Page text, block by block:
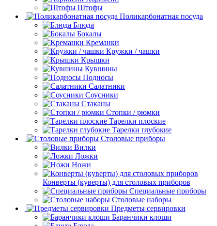
Штофы
Поликарбонатная посуда
Блюда
Бокалы
Креманки
Кружки / чашки
Крышки
Кувшины
Подносы
Салатники
Соусники
Стаканы
Стопки / рюмки
Тарелки плоские
Тарелки глубокие
Столовые приборы
Вилки
Ложки
Ножи
Конверты (куверты) для столовых приборов
Специальные приборы
Столовые наборы
Предметы сервировки
Баранчики клоши